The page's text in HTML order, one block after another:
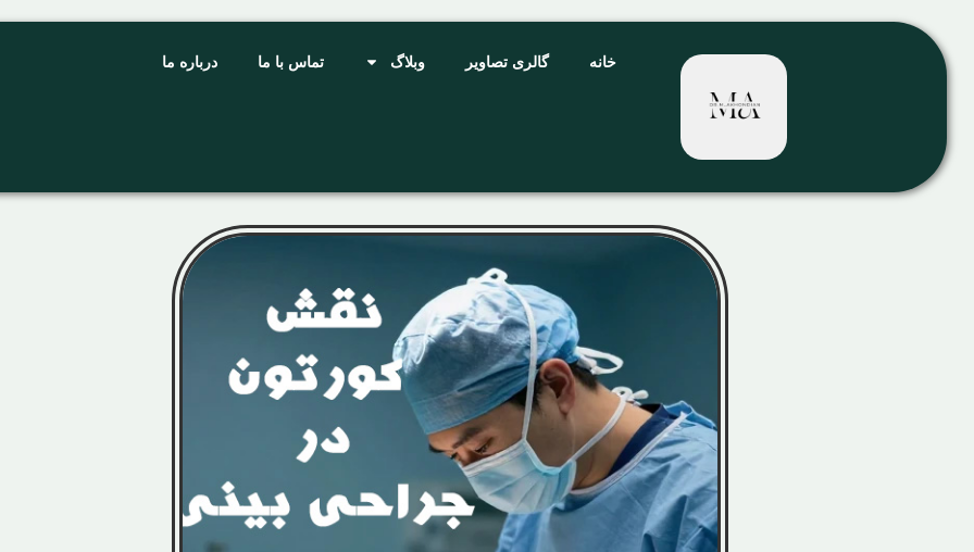
خانه گالری تصاویر وبلاگ تماس با ما درباره ما